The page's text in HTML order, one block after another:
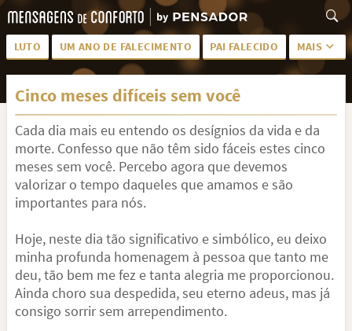
LUTO UM ANO DE FALECIMENTO PAI FALECIDO MAIS
LUTO PARA AMIGA PALAVRAS
PÊSAMES PARA AMIGA DESCANSE EM PAZ
MEUS SENTIMENTOS PÊSAMES PARA AMIGO
FRASES DE LUTO PARA AMIGO FIM DE NAMORO
Cinco meses difíceis sem você
Cada dia mais eu entendo os desígnios da vida e da
morte. Confesso que não têm sido fáceis estes cinco
meses sem você. Percebo agora que devemos
valorizar o tempo daqueles que amamos e são
importantes para nós.
Hoje, neste dia tão significativo e simbólico, eu deixo
minha profunda homenagem à pessoa que tanto me
deu, tão bem me fez e tanta alegria me proporcionou.
Ainda choro sua despedida, seu eterno adeus, mas já
consigo sorrir sem arrependimento.